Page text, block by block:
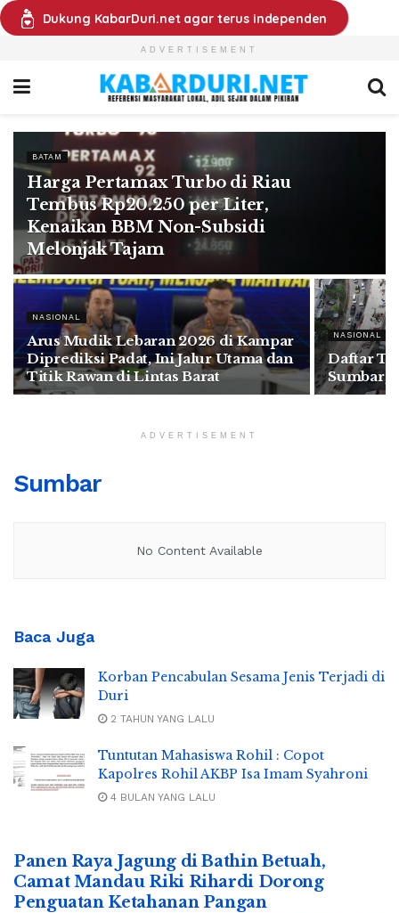
Dukung KabarDuri.net agar terus independen
ADVERTISEMENT
BATAM
Harga Pertamax Turbo di Riau
Tembus Rp20.250 per Liter,
Kenaikan BBM Non-Subsidi
Melonjak Tajam
NASIONAL
Arus Mudik Lebaran 2026 di Kampar
Diprediksi Padat, Ini Jalur Utama dan
Titik Rawan di Lintas Barat
NASIONAL
Daftar
Sumbar
ADVERTISEMENT
Sumbar
No Content Available
Baca Juga
Korban Pencabulan Sesama Jenis Terjadi di
Duri
2 TAHUN YANG LALU
Tuntutan Mahasiswa Rohil : Copot
Kapolres Rohil AKBP Isa Imam Syahroni
4 BULAN YANG LALU
Panen Raya Jagung di Bathin Betuah,
Camat Mandau Riki Rihardi Dorong
Penguatan Ketahanan Pangan